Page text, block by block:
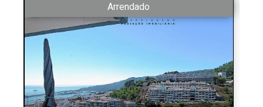
Arrendado